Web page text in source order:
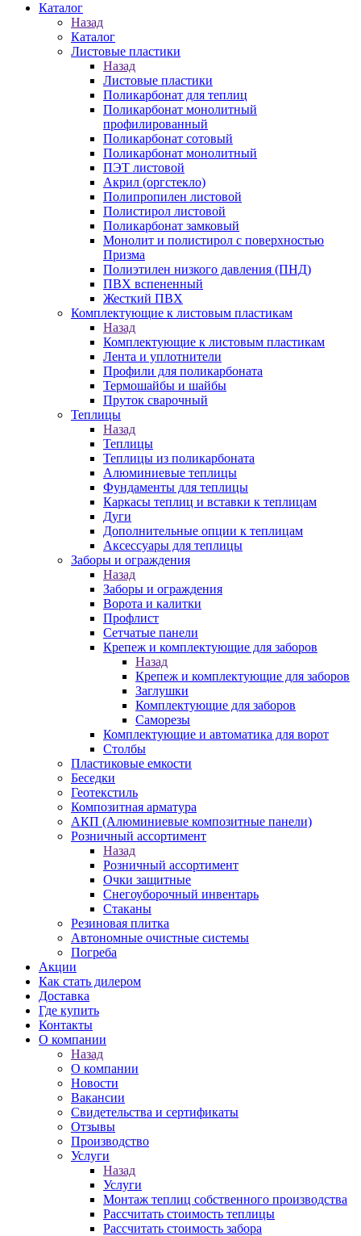
Каталог
Назад
Каталог
Листовые пластики
Назад
Листовые пластики
Поликарбонат для теплиц
Поликарбонат монолитный
профилированный
Поликарбонат сотовый
Поликарбонат монолитный
ПЭТ листовой
Акрил (оргстекло)
Полипропилен листовой
Полистирол листовой
Поликарбонат замковый
Монолит и полистирол с поверхностью
Призма
Полиэтилен низкого давления (ПНД)
ПВХ вспененный
Жесткий ПВХ
Комплектующие к листовым пластикам
Назад
Комплектующие к листовым пластикам
Лента и уплотнители
Профили для поликарбоната
Термошайбы и шайбы
Пруток сварочный
Теплицы
Назад
Теплицы
Теплицы из поликарбоната
Алюминиевые теплицы
Фундаменты для теплицы
Каркасы теплиц и вставки к теплицам
Дуги
Дополнительные опции к теплицам
Аксессуары для теплицы
Заборы и ограждения
Назад
Заборы и ограждения
Ворота и калитки
Профлист
Сетчатые панели
Крепеж и комплектующие для заборов
Назад
Крепеж и комплектующие для заборов
Заглушки
Комплектующие для заборов
Саморезы
Комплектующие и автоматика для ворот
Столбы
Пластиковые емкости
Беседки
Геотекстиль
Композитная арматура
АКП (Алюминиевые композитные панели)
Розничный ассортимент
Назад
Розничный ассортимент
Очки защитные
Снегоуборочный инвентарь
Стаканы
Резиновая плитка
Автономные очистные системы
Погреба
Акции
Как стать дилером
Доставка
Где купить
Контакты
О компании
Назад
О компании
Новости
Вакансии
Свидетельства и сертификаты
Отзывы
Производство
Услуги
Назад
Услуги
Монтаж теплиц собственного производства
Рассчитать стоимость теплицы
Рассчитать стоимость забора